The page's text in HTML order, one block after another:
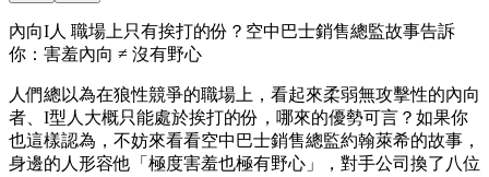
內向I人 職場上只有挨打的份？空中巴士銷售總監故事告訴
你：害羞內向 ≠ 沒有野心
人們總以為在狼性競爭的職場上，看起來柔弱無攻擊性的內向
者、I型人大概只能處於挨打的份，哪來的優勢可言？如果你
也這樣認為，不妨來看看空中巴士銷售總監約翰萊希的故事，
身邊的人形容他「極度害羞也極有野心」，對手公司換了八位